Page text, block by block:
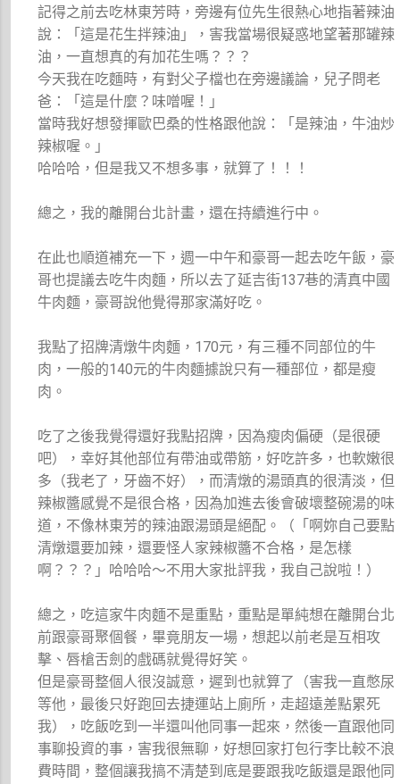
記得之前去吃林東芳時，旁邊有位先生很熱心地指著辣油
說：「這是花生拌辣油」，害我當場很疑惑地望著那罐辣
油，一直想真的有加花生嗎？？？
今天我在吃麵時，有對父子檔也在旁邊議論，兒子問老
爸：「這是什麼？味噌喔！」
當時我好想發揮歐巴桑的性格跟他說：「是辣油，牛油炒
辣椒喔。」
哈哈哈，但是我又不想多事，就算了！！！
總之，我的離開台北計畫，還在持續進行中。
在此也順道補充一下，週一中午和豪哥一起去吃午飯，豪
哥也提議去吃牛肉麵，所以去了延吉街137巷的清真中國
牛肉麵，豪哥說他覺得那家滿好吃。
我點了招牌清燉牛肉麵，170元，有三種不同部位的牛
肉，一般的140元的牛肉麵據說只有一種部位，都是瘦
肉。
吃了之後我覺得還好我點招牌，因為瘦肉偏硬（是很硬
吧），幸好其他部位有帶油或帶筋，好吃許多，也軟嫩很
多（我老了，牙齒不好），而清燉的湯頭真的很清淡，但
辣椒醬感覺不是很合格，因為加進去後會破壞整碗湯的味
道，不像林東芳的辣油跟湯頭是絕配。（「啊妳自己要點
清燉還要加辣，還要怪人家辣椒醬不合格，是怎樣
啊？？？」哈哈哈～不用大家批評我，我自己說啦！）
總之，吃這家牛肉麵不是重點，重點是單純想在離開台北
前跟豪哥聚個餐，畢竟朋友一場，想起以前老是互相攻
擊、唇槍舌劍的戲碼就覺得好笑。
但是豪哥整個人很沒誠意，遲到也就算了（害我一直憋尿
等他，最後只好跑回去捷運站上廁所，走超遠差點累死
我），吃飯吃到一半還叫他同事一起來，然後一直跟他同
事聊投資的事，害我很無聊，好想回家打包行李比較不浪
費時間，整個讓我搞不清楚到底是要跟我吃飯還是跟他同